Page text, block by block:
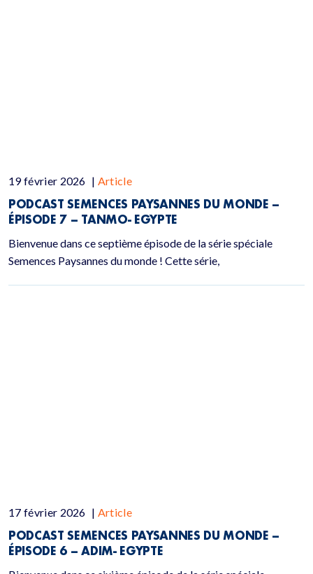
19 février 2026 | Article
PODCAST SEMENCES PAYSANNES DU MONDE –
ÉPISODE 7 – TANMO- EGYPTE
Bienvenue dans ce septième épisode de la série spéciale
Semences Paysannes du monde ! Cette série,
17 février 2026 | Article
PODCAST SEMENCES PAYSANNES DU MONDE –
ÉPISODE 6 – ADIM- EGYPTE